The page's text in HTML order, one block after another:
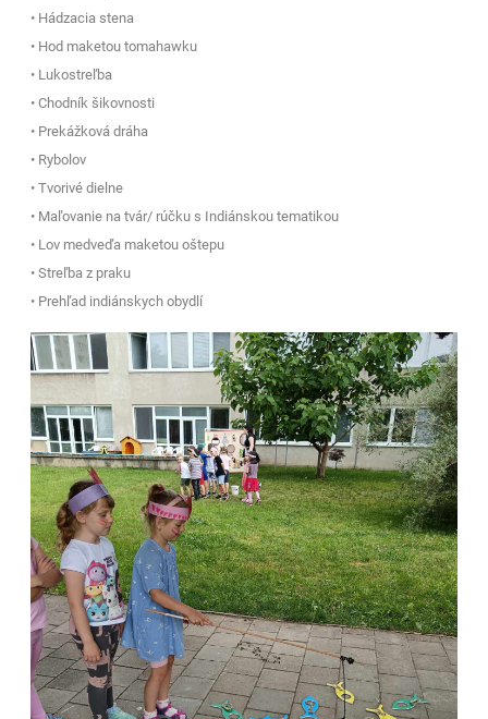
• Hádzacia stena
• Hod maketou tomahawku
• Lukostreľba
• Chodník šikovnosti
• Prekážková dráha
• Rybolov
• Tvorivé dielne
• Maľovanie na tvár/ rúčku s Indiánskou tematikou
• Lov medveďa maketou oštepu
• Streľba z praku
• Prehľad indiánskych obydlí